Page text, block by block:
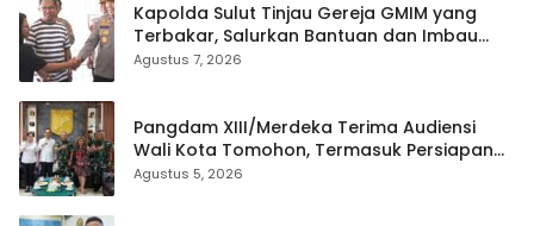
Kapolda Sulut Tinjau Gereja GMIM yang
Terbakar, Salurkan Bantuan dan Imbau
Waspada Musim Kemarau
Agustus 7, 2026
Pangdam XIII/Merdeka Terima Audiensi
Wali Kota Tomohon, Termasuk Persiapan
TIFF
Agustus 5, 2026